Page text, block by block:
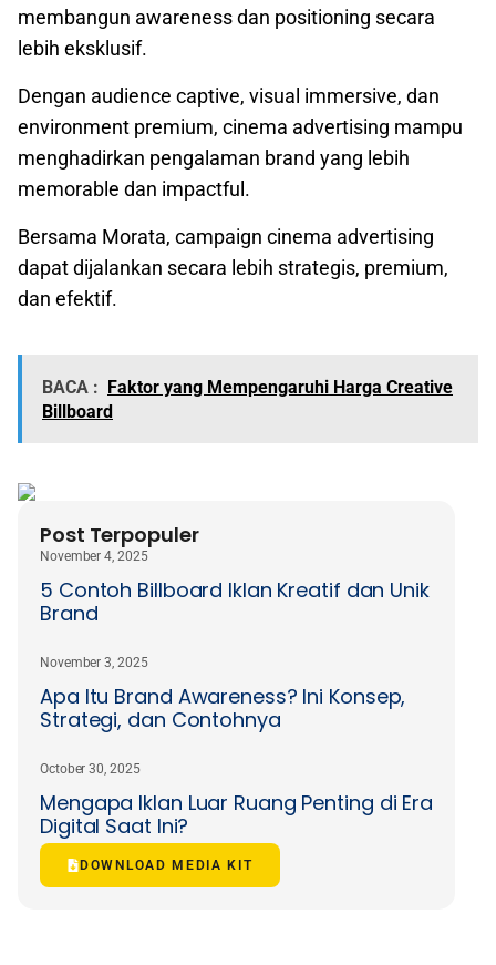
membangun awareness dan positioning secara
lebih eksklusif.
Dengan audience captive, visual immersive, dan
environment premium, cinema advertising mampu
menghadirkan pengalaman brand yang lebih
memorable dan impactful.
Bersama Morata, campaign cinema advertising
dapat dijalankan secara lebih strategis, premium,
dan efektif.
BACA :
Faktor yang Mempengaruhi Harga Creative
Billboard
Post Terpopuler
5 Contoh Billboard Iklan Kreatif dan Unik
Brand
November 4, 2025
Apa Itu Brand Awareness? Ini Konsep,
Strategi, dan Contohnya
November 3, 2025
Mengapa Iklan Luar Ruang Penting di Era
Digital Saat Ini?
October 30, 2025
DOWNLOAD MEDIA KIT